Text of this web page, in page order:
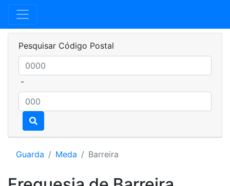
Pesquisar Código Postal
-
Guarda Meda Barreira